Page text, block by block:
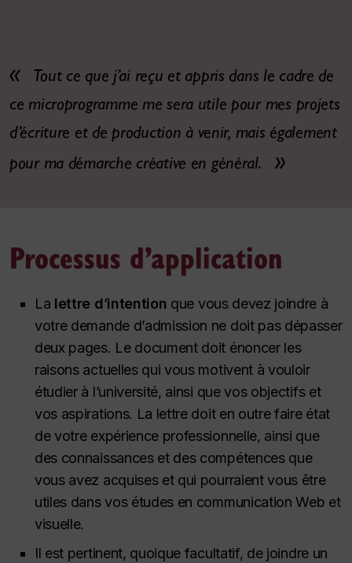
Tout ce que j’ai reçu et appris dans le cadre de
ce microprogramme me sera utile pour mes projets
d’écriture et de production à venir, mais également
pour ma démarche créative en général.
Processus d’application
La lettre d’intention que vous devez joindre à
votre demande d’admission ne doit pas dépasser
deux pages. Le document doit énoncer les
raisons actuelles qui vous motivent à vouloir
étudier à l’université, ainsi que vos objectifs et
vos aspirations. La lettre doit en outre faire état
de votre expérience professionnelle, ainsi que
des connaissances et des compétences que
vous avez acquises et qui pourraient vous être
utiles dans vos études en communication Web et
visuelle.
Il est pertinent, quoique facultatif, de joindre un